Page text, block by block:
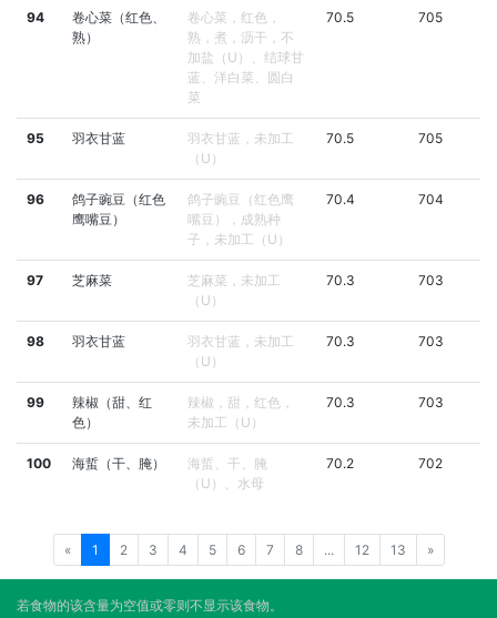
94
卷心菜（红色、
熟）
卷心菜，红色，
熟，煮，沥干，不
加盐（U）、结球甘
蓝、洋白菜、圆白
菜
70.5 705
95 羽衣甘蓝
羽衣甘蓝，未加工
（U）
70.5 705
96
鸽子豌豆（红色
鹰嘴豆）
鸽子豌豆（红色鹰
嘴豆），成熟种
子，未加工（U）
70.4 704
97 芝麻菜
芝麻菜，未加工
（U）
70.3 703
98 羽衣甘蓝
羽衣甘蓝，未加工
（U）
70.3 703
99
辣椒（甜、红
色）
辣椒，甜，红色，
未加工（U）
70.3 703
100 海蜇（干、腌）
海蜇、干、腌
（U）、水母
70.2 702
« 1 2 3 4 5 6 7 8 ... 12 13 »
若食物的该含量为空值或零则不显示该食物。